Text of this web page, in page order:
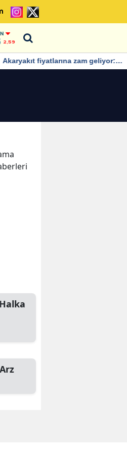
2,59
Akaryakıt fiyatlarına zam geliyor:
tarih açıklandı